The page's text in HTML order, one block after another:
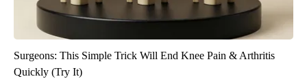
Surgeons: This Simple Trick Will End Knee Pain & Arthritis
Quickly (Try It)